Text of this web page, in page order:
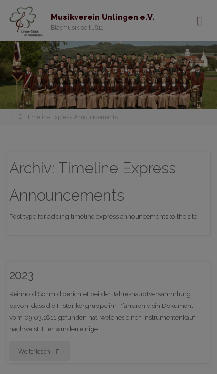
Musikverein Unlingen e.V.
Blasmusik seit 1811
HomeTimeline Express Announcements
Archiv: Timeline Express
Announcements
Post type for adding timeline express announcements to the site.
2023
Reinhold Schmid berichtet bei der Jahreshauptversammlung
davon, dass die Historikergruppe im Pfarrarchiv ein Dokument
vom 09.03.1811 gefunden hat, welches einen Instrumentenkauf
nachweist. Hier wurden einige…
Weiterlesen "2023"